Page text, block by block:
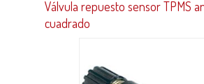
Válvula repuesto sensor TPMS
cuadrado